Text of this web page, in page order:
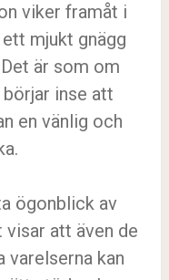
viker framåt i
mjukt gnägg
är som om
inse att
en vänlig och
ögonblick av
att även de
varelserna kan